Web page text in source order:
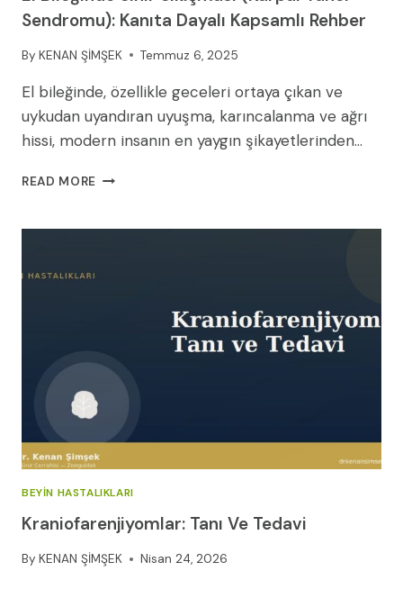
Sendromu): Kanıta Dayalı Kapsamlı Rehber
By KENAN ŞİMŞEK Temmuz 6, 2025
El bileğinde, özellikle geceleri ortaya çıkan ve
uykudan uyandıran uyuşma, karıncalanma ve ağrı
hissi, modern insanın en yaygın şikayetlerinden…
READ MORE EL
SIKIŞMASI
REHBER
BEYIN HASTALIKLARI
Kraniofarenjiyomlar: Tanı Ve Tedavi
By KENAN ŞİMŞEK Nisan 24, 2026